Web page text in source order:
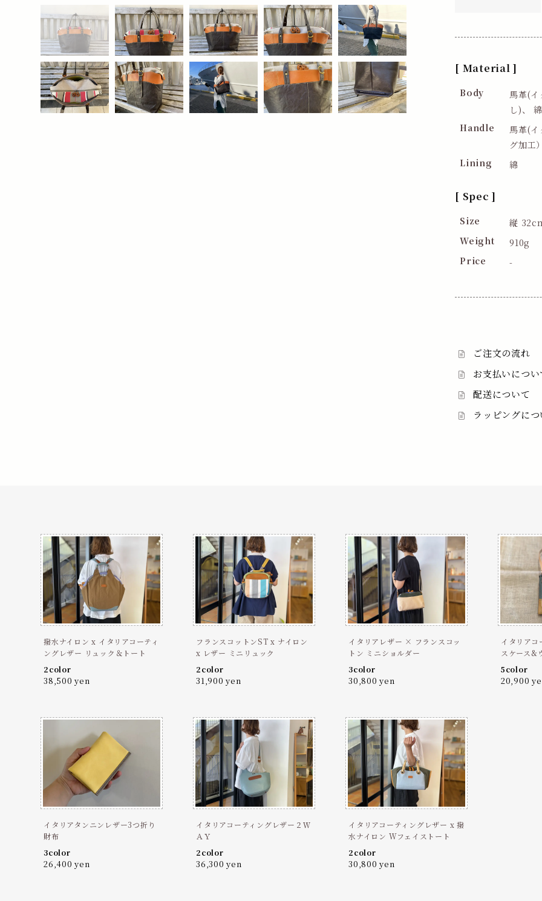
[ Material ]
Body
馬革(イ
し)、
Handle
馬革(イ
グ加工
Lining
綿
[ Spec ]
Size
縦
Weight
910g
Price
-
ご注文の流れ
お支払いについ
配送について
ラッピングに
撥水ナイロン x イタリアコーティ
ングレザー リュック＆トート
2color
38,500 yen
フランスコットンST x ナイロン
x レザー ミニリュック
2color
31,900 yen
イタリアレザー × フランスコッ
トン ミニショルダー
3color
30,800 yen
イタリアコ
スケース&
5color
20,900
イタリアタンニンレザー3つ折り
財布
3color
26,400 yen
イタリアコーティングレザー２Ｗ
ＡＹ
2color
36,300 yen
イタリアコーティングレザー x 撥
水ナイロン Wフェイストート
2color
30,800 yen